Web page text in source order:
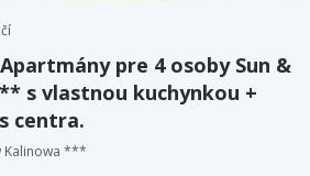
pre 4 osoby Sun &
s vlastnou kuchynkou +
centra.
Kalinowa ***